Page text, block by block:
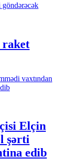
raket
Elçin
şərti
edib